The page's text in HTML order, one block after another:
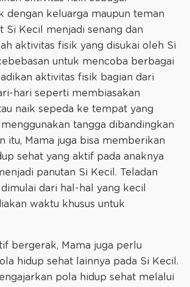
dengan keluarga maupun teman
Si Kecil menjadi senang dan
aktivitas fisik yang disukai oleh Si
untuk mencoba berbagai
aktivitas fisik bagian dari
hari seperti membiasakan
naik sepeda ke tempat yang
tangga dibandingkan
itu, Mama juga bisa memberikan
sehat yang aktif pada anaknya
panutan Si Kecil. Teladan
dari hal-hal yang kecil
waktu khusus untuk
bergerak, Mama juga perlu
hidup sehat lainnya pada Si Kecil.
pola hidup sehat melalui